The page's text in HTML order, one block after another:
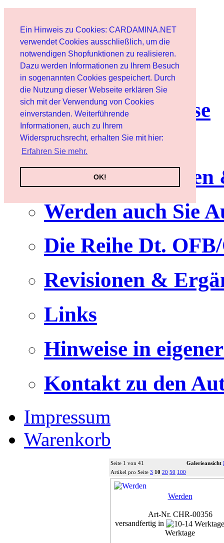
Ein Hinweis zu Cookies: CARDAMINA.NET
verwendet Cookies ausschließlich, um die
notwendigen Shopfunktionen zu realisieren.
Dazu werden Informationen zu Ihrem Besuch
in sogenannten Cookies gespeichert. Durch
die Nutzung dieser Webseite erklären Sie
sich mit der Verwendung von Cookies
einverstanden. Weiterführende
Informationen, auch zu Ihrem
Widerspruchsrecht, erhalten Sie mit hier:
Erfahren Sie mehr.
OK!
Benutzer
Newsletter
Nutzungshinweise
Service
Werden auch Sie
Die Reihe Dt.
Revisionen &
Links
Hinweise in
Kontakt zu den
Impressum
Warenkorb
Seite 1 von 41 Galerieansicht
Artikel pro Seite 3 10 20 50 100
Werden
Art-Nr. CHR-00356
versandfertig in
Werktage